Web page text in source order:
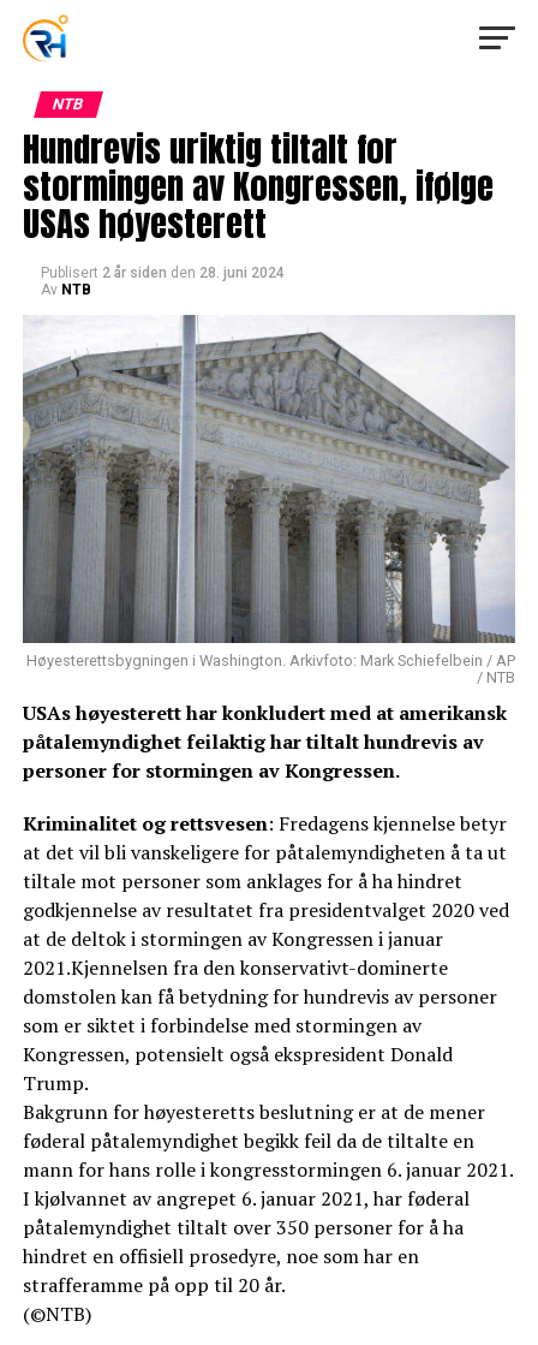
NTB
Hundrevis uriktig tiltalt for
stormingen av Kongressen, ifølge
USAs høyesterett
Publisert 2 år siden den 28. juni 2024
Av NTB
Høyesterettsbygningen i Washington. Arkivfoto: Mark Schiefelbein / AP
/ NTB
USAs høyesterett har konkludert med at amerikansk
påtalemyndighet feilaktig har tiltalt hundrevis av
personer for stormingen av Kongressen.
Kriminalitet og rettsvesen: Fredagens kjennelse betyr
at det vil bli vanskeligere for påtalemyndigheten å ta ut
tiltale mot personer som anklages for å ha hindret
godkjennelse av resultatet fra presidentvalget 2020 ved
at de deltok i stormingen av Kongressen i januar
2021.Kjennelsen fra den konservativt-dominerte
domstolen kan få betydning for hundrevis av personer
som er siktet i forbindelse med stormingen av
Kongressen, potensielt også ekspresident Donald
Trump.
Bakgrunn for høyesteretts beslutning er at de mener
føderal påtalemyndighet begikk feil da de tiltalte en
mann for hans rolle i kongresstormingen 6. januar 2021.
I kjølvannet av angrepet 6. januar 2021, har føderal
påtalemyndighet tiltalt over 350 personer for å ha
hindret en offisiell prosedyre, noe som har en
strafferamme på opp til 20 år.
(©NTB)